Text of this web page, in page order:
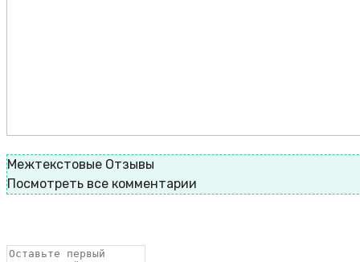
Межтекстовые Отзывы
Посмотреть все комментарии